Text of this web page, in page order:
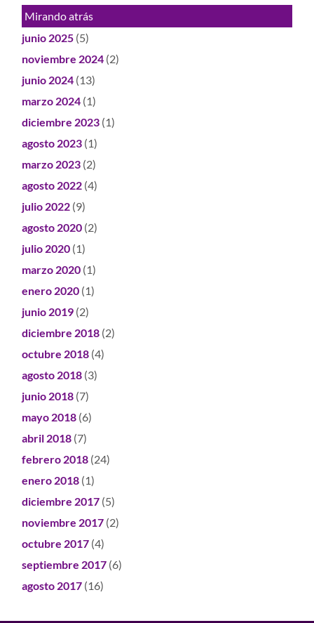
Mirando atrás
junio 2025 (5)
noviembre 2024 (2)
junio 2024 (13)
marzo 2024 (1)
diciembre 2023 (1)
agosto 2023 (1)
marzo 2023 (2)
agosto 2022 (4)
julio 2022 (9)
agosto 2020 (2)
julio 2020 (1)
marzo 2020 (1)
enero 2020 (1)
junio 2019 (2)
diciembre 2018 (2)
octubre 2018 (4)
agosto 2018 (3)
junio 2018 (7)
mayo 2018 (6)
abril 2018 (7)
febrero 2018 (24)
enero 2018 (1)
diciembre 2017 (5)
noviembre 2017 (2)
octubre 2017 (4)
septiembre 2017 (6)
agosto 2017 (16)